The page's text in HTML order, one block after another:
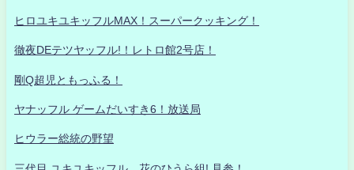
ヒロユキユキッフルMAX！スーパークッキング！
徹夜DEテツヤッフル!！レトロ館2号店！
剛Q超児ともっふる！
ヤナッフル ゲームだいすき6！放送局
ヒウラー総統の野望